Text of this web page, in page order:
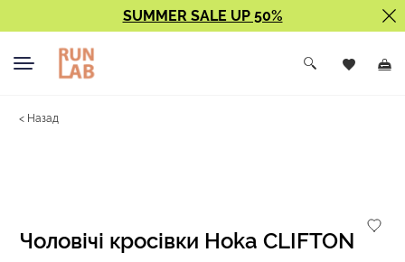
SUMMER SALE UP 50%
< Назад
Чоловічі кросівки Hoka CLIFTON